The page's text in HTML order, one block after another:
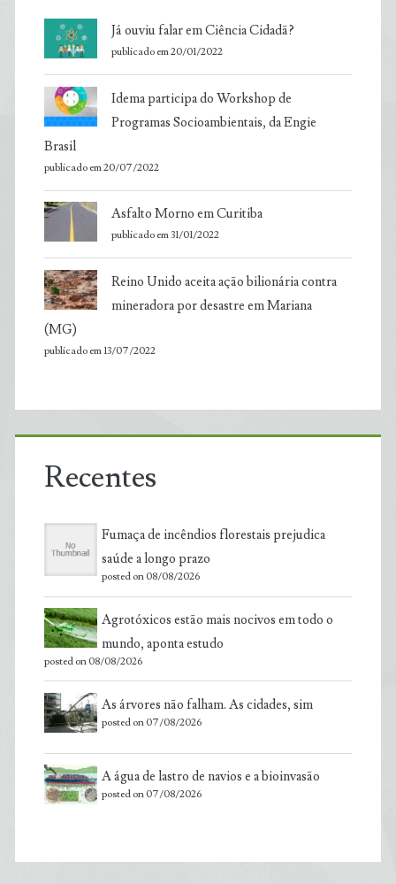
Já ouviu falar em Ciência Cidadã?
publicado em 20/01/2022
Idema participa do Workshop de
Programas Socioambientais, da Engie
Brasil
publicado em 20/07/2022
Asfalto Morno em Curitiba
publicado em 31/01/2022
Reino Unido aceita ação bilionária contra
mineradora por desastre em Mariana
(MG)
publicado em 13/07/2022
Recentes
Fumaça de incêndios florestais prejudica
saúde a longo prazo
posted on 08/08/2026
Agrotóxicos estão mais nocivos em todo o
mundo, aponta estudo
posted on 08/08/2026
As árvores não falham. As cidades, sim
posted on 07/08/2026
A água de lastro de navios e a bioinvasão
posted on 07/08/2026